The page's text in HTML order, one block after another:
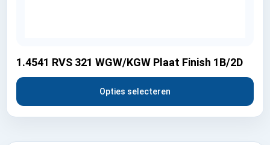
1.4541 RVS 321 WGW/KGW Plaat Finish 1B/2D
Opties selecteren